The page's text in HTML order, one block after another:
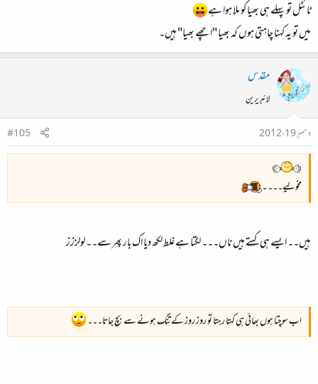
ٹائٹل تو پہلے ہی بھیا کو ملا ہوا ہے
میں تو یہ کہنا چاہتی ہوں کہ بھیا "اچھے بھیا" ہیں۔
مقدس
لائبریرین
دسمبر 19، 2012
#105
مخولیے۔۔۔ ۔
ہیں۔۔ ایسے ہی کہتے ہیں ناں۔۔۔ لگتا ہے غلط لکھ دیا اک بار پھر سے۔۔ لولززز
اب سوچتا ہوں بھائی ہی کہتا رہتا تو روز روز کے تنگ ہونے سے بچ جاتا۔۔۔